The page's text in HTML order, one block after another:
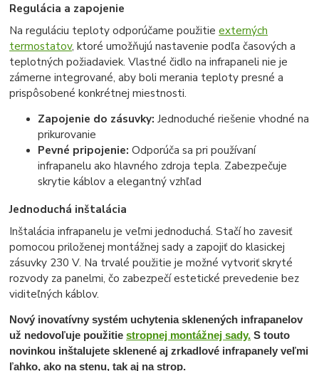
Regulácia a zapojenie
Na reguláciu teploty odporúčame použitieexterných
termostatov, ktoré umožňujú nastavenie podľa časových a
teplotných požiadaviek. Vlastné čidlo na infrapaneli nie je
zámerne integrované, aby boli merania teploty presné a
prispôsobené konkrétnej miestnosti.
Zapojenie do zásuvky: Jednoduché riešenie vhodné na
prikurovanie
Pevné pripojenie: Odporúča sa pri používaní
infrapanelu ako hlavného zdroja tepla. Zabezpečuje
skrytie káblov a elegantný vzhľad
Jednoduchá inštalácia
Inštalácia infrapanelu je veľmi jednoduchá. Stačí ho zavesiť
pomocou priloženej montážnej sady a zapojiť do klasickej
zásuvky 230 V. Na trvalé použitie je možné vytvoriť skryté
rozvody za panelmi, čo zabezpečí estetické prevedenie bez
viditeľných káblov.
Nový inovatívny systém uchytenia sklenených infrapanelov
už nedovoľuje použitiestropnej montážnej sady. S touto
novinkou inštalujete sklenené aj zrkadlové infrapanely veľmi
ľahko, ako na stenu, tak aj na strop.